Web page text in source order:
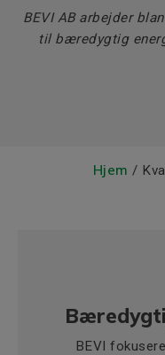
BEVI AB arbejder
til bæredygtig
Hjem /
BEVI